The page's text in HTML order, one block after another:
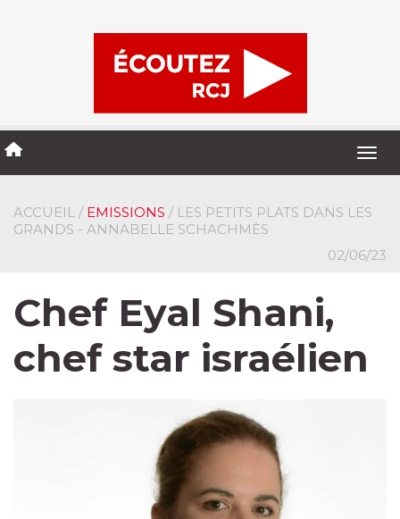
ACCUEIL / EMISSIONS / LES PETITS PLATS DANS LES
GRANDS - ANNABELLE SCHACHMÈS
02/06/23
Chef Eyal Shani,
chef star israélien